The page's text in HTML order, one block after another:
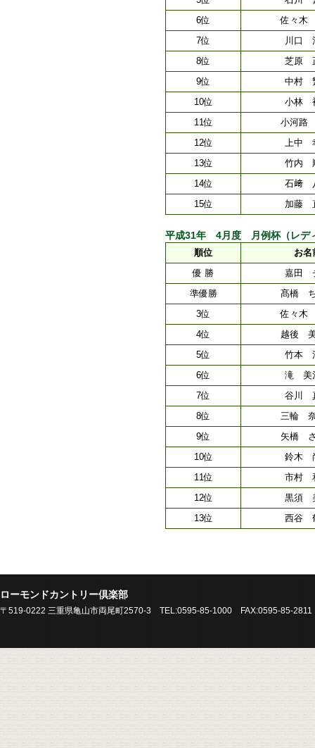
6位
佐々木
7位
川口
8位
芝原
9位
中村
10位
小林
11位
小河路
12位
上中
13位
竹内
14位
石﨑
15位
加藤
平成31年 4月度 月例杯（レデ
順位
お名
優 勝
嘉田
準優勝
髙橋
3位
佐々木
4位
越後
5位
竹本
6位
滝 美
7位
谷川
8位
三輪
9位
矢橋
10位
鈴木
11位
市村
12位
黒須
13位
西谷
ローモンドカントリー倶楽部
〒519-0222 三重県亀山市両尾町2570-3 TEL:0595-85-1000 FAX:0595-85-2811